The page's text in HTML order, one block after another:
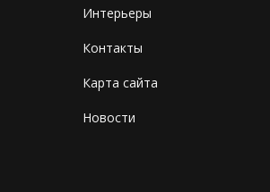
Интерьеры
Контакты
Карта сайта
Новости